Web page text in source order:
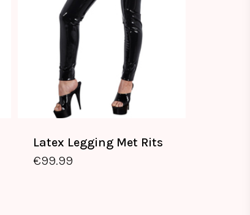
Latex Legging Met Rits
€99.99